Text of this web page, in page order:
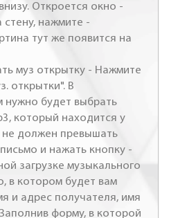
Откроется окно -
нажмите -
тут же появится на
муз открытку - Нажмите
открытки". В
нужно будет выбрать
который находится у
не должен превышать
и нажать кнопку -
загрузке музыкального
в котором будет вам
и адрес получателя, имя
форму, в которой